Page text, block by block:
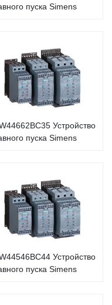
пуска Simens
Устройство
пуска Simens
Устройство
пуска Simens